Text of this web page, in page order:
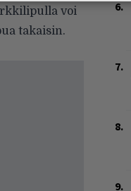
voi
takaisin.